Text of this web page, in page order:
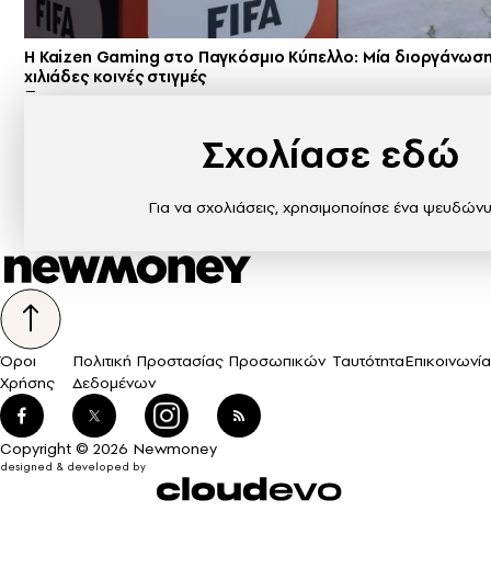
H Kaizen Gaming στο Παγκόσμιο Kύπελλο: Μία
χιλιάδες κοινές στιγμές
Σχολίασε εδώ
Για να σχολιάσεις, χρησιμοποίησε ένα
Όροι
Χρήσης
Πολιτική Προστασίας Προσωπικών
Δεδομένων
ΤαυτότηταΕπικοινωνία
Copyright © 2026 Newmoney
designed & developed by